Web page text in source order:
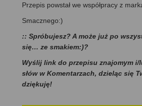
Przepis powstał we współpracy z
Smacznego:)
:: Spróbujesz? A może już po
się… ze smakiem:)?
Wyślij link do przepisu znajomym i/
słów w Komentarzach, dzieląc się
dziękuję!